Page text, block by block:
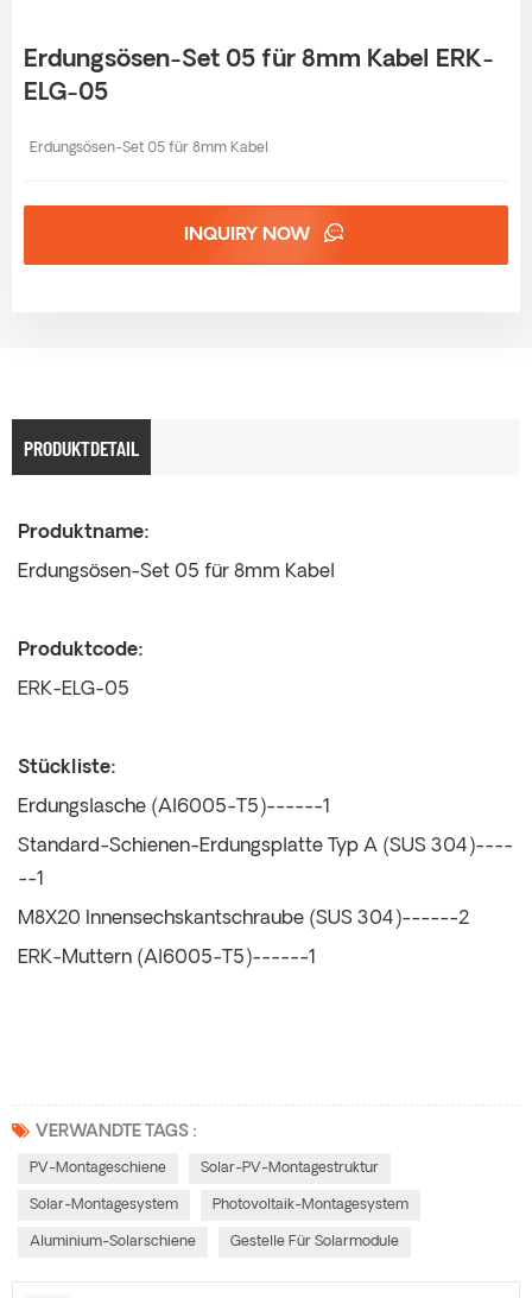
Erdungsösen-Set 05 für 8mm Kabel ERK-
ELG-05
Erdungsösen-Set 05 für 8mm Kabel
INQUIRY NOW
PRODUKTDETAIL
Produktname:
Erdungsösen-Set 05 für 8mm Kabel
Produktcode:
ERK-ELG-05
Stückliste:
Erdungslasche (Al6005-T5)------1
Standard-Schienen-Erdungsplatte Typ A (SUS 304)----
--1
M8X20 Innensechskantschraube (SUS 304)------2
ERK-Muttern (Al6005-T5)------1
VERWANDTE TAGS :
PV-Montageschiene Solar-PV-Montagestruktur
Solar-Montagesystem Photovoltaik-Montagesystem
Aluminium-Solarschiene Gestelle Für Solarmodule